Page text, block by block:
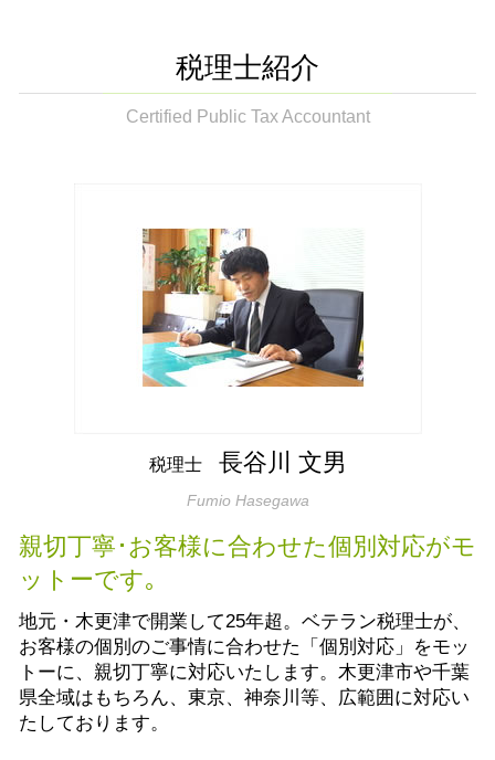
資金調達 方法
税務顧問 個人
確定申告 e-tax
税務顧問とは
節税対策 法人 車
税務調査 いくらから
税務調査立会 相続税
税務調査 いつ来る
ふるさと納税 節税方法
贈与税 夫婦間
譲渡所得とは
節税方法 おすすめ
贈与申告書 書き方
譲渡所得 ふるさと納税 限度額
相続 節税方法 不動産
譲渡所得
相続税対策 生命保険 おすすめ
相続税対策 生前贈与
相続税 基礎控除
建物 相続税 評価額
相続税 配偶者控除 デメリット
生前贈与とは 現金
相続税 評価額 土地
生前対策 節税
税務調査立会 木更津市
税務相談 木更津市
相続税 木更津市
法人 節税対策 袖ケ浦市
贈与申告 袖ケ浦市
法人 節税対策 木更津市
相続税 袖ケ浦市
生前贈与 木更津市
会社設立 木更津市
遺言書作成 木更津市
贈与申告 木更津市
遺言書作成 袖ケ浦市
会社設立 市原市
税務相談 袖ケ浦市
税理士紹介
Certified Public Tax Accountant
税理士 長谷川 文男
Fumio Hasegawa
親切丁寧･お客様に合わせた個別対応がモ
ットーです｡
地元・木更津で開業して25年超。ベテラン税理士が、
お客様の個別のご事情に合わせた「個別対応」をモッ
トーに、親切丁寧に対応いたします。木更津市や千葉
県全域はもちろん、東京、神奈川等、広範囲に対応い
たしております。